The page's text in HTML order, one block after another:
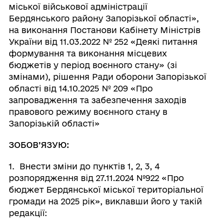
міської військової адміністрації
Бердянського району Запорізької області»,
на виконання Постанови Кабінету Міністрів
України від 11.03.2022 № 252 «Деякі питання
формування та виконання місцевих
бюджетів у період воєнного стану» (зі
змінами), рішення Ради оборони Запорізької
області від 14.10.2025 № 209 «Про
запровадження та забезпечення заходів
правового режиму воєнного стану в
Запорізькій області»
ЗОБОВ’ЯЗУЮ:
1. Внести зміни до пунктів 1, 2, 3, 4
розпорядження від 27.11.2024 №922 «Про
бюджет Бердянської міської територіальної
громади на 2025 рік», виклавши його у такій
редакції: